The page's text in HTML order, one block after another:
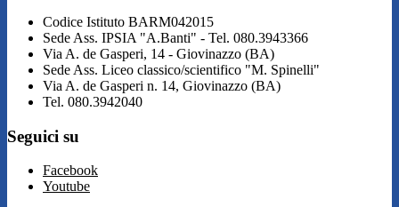
Codice Istituto BARM042015
Sede Ass. IPSIA "A.Banti" - Tel. 080.3943366
Via A. de Gasperi, 14 - Giovinazzo (BA)
Sede Ass. Liceo classico/scientifico "M. Spinelli"
Via A. de Gasperi n. 14, Giovinazzo (BA)
Tel. 080.3942040
Seguici su
Facebook
Youtube